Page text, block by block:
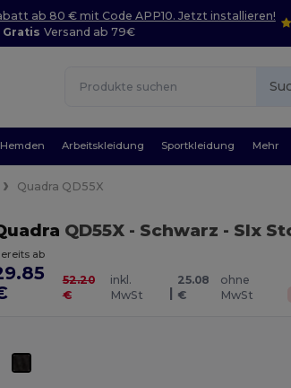
ab 80 € mit Code APP10. Jetzt installieren!
GratisVersand ab 79€
Hemden Arbeitskleidung Sportkleidung Mehr
Quadra QD55X
QD55X - Schwarz - Slx
ab
52.20
€
inkl.
MwSt
|
25.08
€
ohne
MwSt